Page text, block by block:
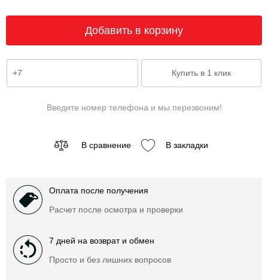
Введите номер телефона и мы перезвоним!
В сравнение В закладки
Оплата после получения
Расчет после осмотра и проверки
7 дней на возврат и обмен
Просто и без лишних вопросов